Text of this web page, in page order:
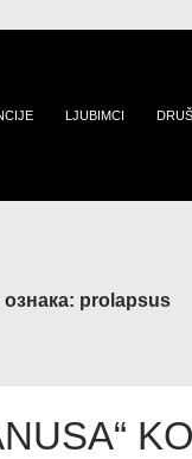
LJUBIMCI
prolapsus